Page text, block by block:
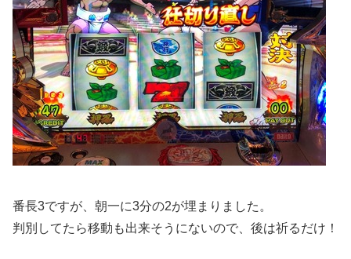
番長3ですが、朝一に3分の2が埋まりました。
判別してたら移動も出来そうにないので、後は祈るだけ！